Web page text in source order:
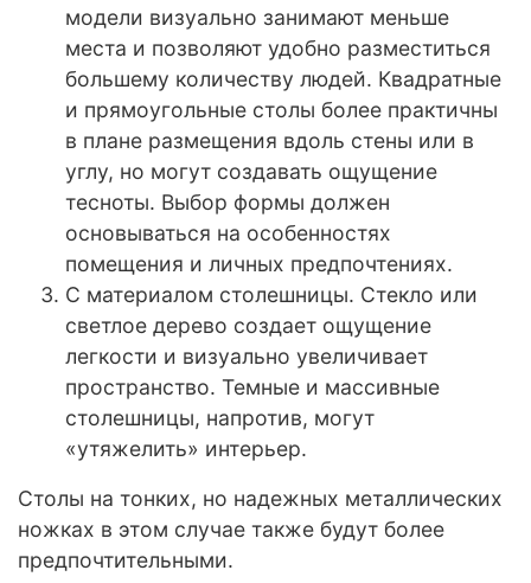
модели визуально занимают меньше
места и позволяют удобно разместиться
большему количеству людей. Квадратные
и прямоугольные столы более практичны
в плане размещения вдоль стены или в
углу, но могут создавать ощущение
тесноты. Выбор формы должен
основываться на особенностях
помещения и личных предпочтениях.
С материалом столешницы. Стекло или
светлое дерево создает ощущение
легкости и визуально увеличивает
пространство. Темные и массивные
столешницы, напротив, могут
«утяжелить» интерьер.
Столы на тонких, но надежных металлических
ножках в этом случае также будут более
предпочтительными.